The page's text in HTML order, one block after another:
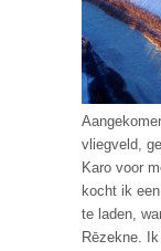
vliegveld,
Karo voor
kocht ik
te laden,
Rēzekne.